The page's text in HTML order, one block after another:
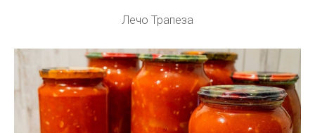
Лечо Трапеза